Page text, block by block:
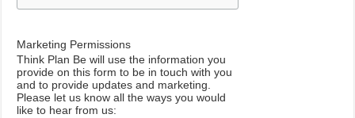
Marketing Permissions
Think Plan Be will use the information you
provide on this form to be in touch with you
and to provide updates and marketing.
Please let us know all the ways you would
like to hear from us: